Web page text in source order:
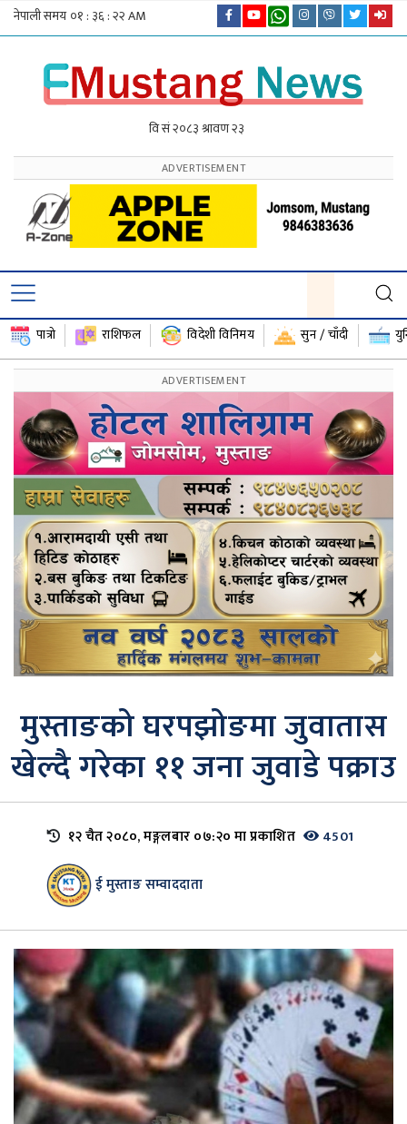
पात्रो राशिफल विदेशी विनिमय सुन / चाँदी
मुस्ताङको घरपझोङमा जुवातास
खेल्दै गरेका ११ जना जुवाडे पक्राउ
१२ चैत २०८०, मङ्गलबार ०७:२० मा प्रकाशित 4501
ई मुस्ताङ सम्वाददाता